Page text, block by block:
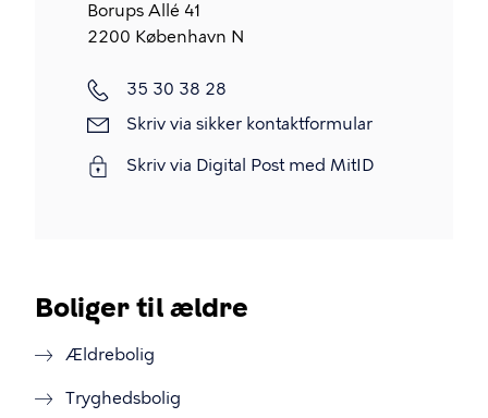
Borups Allé 41
2200 København N
Telefon
35 30 38 28
Skriv
sikker
Skriv via sikker kontaktformular
Skriv via Digital Post med MitID
Boliger til ældre
Ældrebolig
Tryghedsbolig